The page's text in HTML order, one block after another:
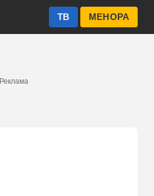
МЕНОРА
ТВ
Реклама